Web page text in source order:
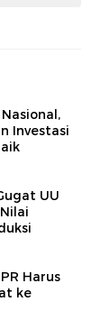
Investasi
UU
Harus
ke